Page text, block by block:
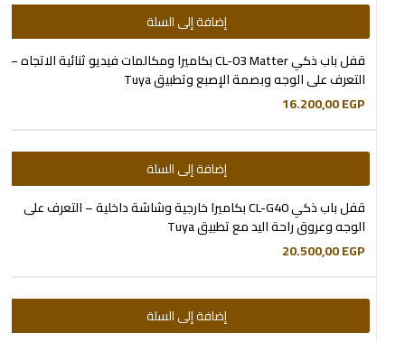
إضافة إلى السلة
قفل باب ذكي CL-03 Matter بكاميرا ومكالمات فيديو ثنائية الاتجاه –
التعرف على الوجه وبصمة الإصبع وتطبيق Tuya
16.200,00EGP
إضافة إلى السلة
قفل باب ذكي CL-G40 بكاميرا خارجية وشاشة داخلية – التعرف على
الوجه وعروق راحة اليد مع تطبيق Tuya
20.500,00EGP
إضافة إلى السلة